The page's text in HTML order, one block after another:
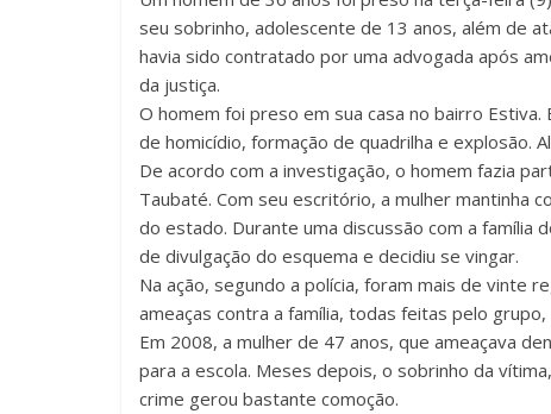
seu sobrinho, adolescente de 13 anos, além de
havia sido contratado por uma advogada após
da justiça.
O homem foi preso em sua casa no bairro
de homicídio, formação de quadrilha e explosão.
De acordo com a investigação, o homem fazia
Taubaté. Com seu escritório, a mulher mantinha
do estado. Durante uma discussão com a família
de divulgação do esquema e decidiu se vingar.
Na ação, segundo a polícia, foram mais de vinte
ameaças contra a família, todas feitas pelo
Em 2008, a mulher de 47 anos, que ameaçava
para a escola. Meses depois, o sobrinho da
crime gerou bastante comoção.